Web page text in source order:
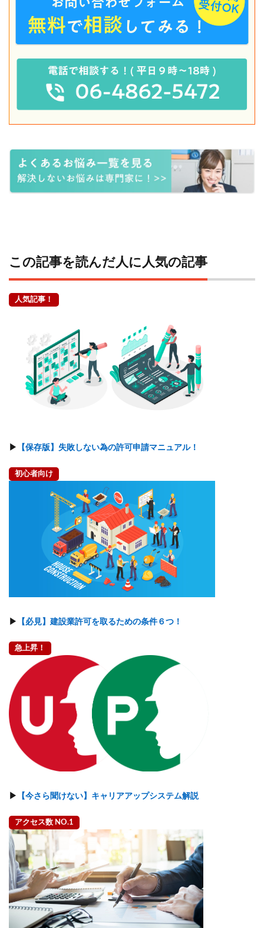
この記事を読んだ人に人気の記事
人気記事！
▶ 【保存版】失敗しない為の許可申請マニュアル！
初心者向け
▶ 【必見】建設業許可を取るための条件６つ！
急上昇！
▶ 【今さら聞けない】キャリアアップシステム解説
アクセス数 NO.1